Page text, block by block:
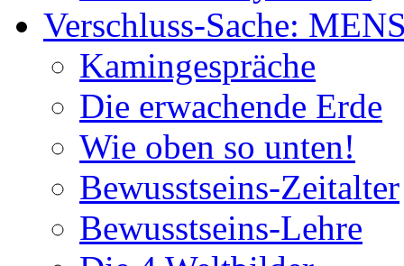
Verschluss-Sache:
Kamingespräche
Die erwachende Erde
Wie oben so unten!
Bewusstseins-Zeitalter
Bewusstseins-Lehre